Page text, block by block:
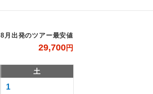
8 月出発のツアー最安値
29,700円
土
1